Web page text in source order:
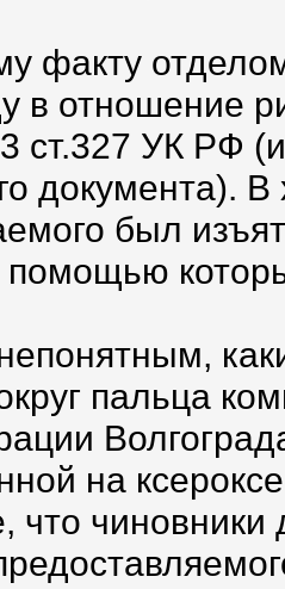
факту
в отношение
ст.327 УК РФ
документа).
был
помощью
пальца
на
что